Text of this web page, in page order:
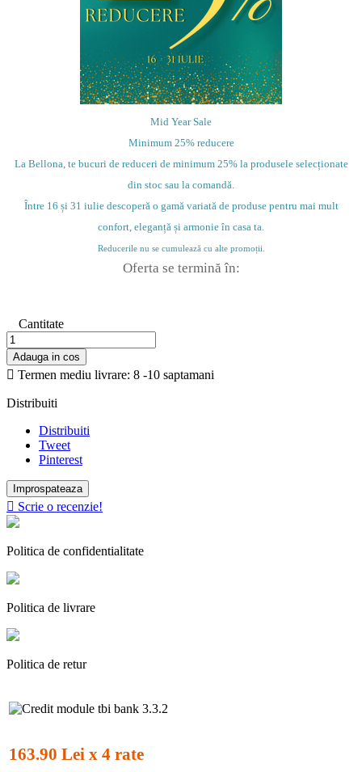
Mid Year Sale
Minimum 25% reducere
La Bellona, te bucuri de reduceri de minimum 25% la produsele selecționate
din stoc sau la comandă.
Între 16 și 31 iulie descoperă o gamă variată de produse pentru mai mult
confort, eleganță și armonie în casa ta.
Reducerile nu se cumulează cu alte promoții.
Oferta se termină în:
Cantitate
Adauga in cos
 Termen mediu livrare: 8 -10 saptamani
Distribuiti
Distribuiti
Tweet
Pinterest
 Scrie o recenzie!
Politica de confidentialitate
Politica de livrare
Politica de retur
163.90 Lei x 4 rate